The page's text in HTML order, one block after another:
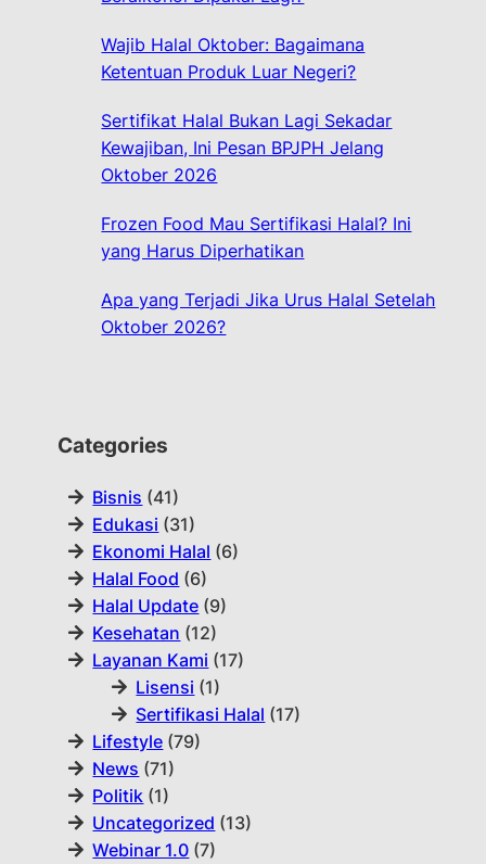
Wajib Halal Oktober: Bagaimana
Ketentuan Produk Luar Negeri?
Sertifikat Halal Bukan Lagi Sekadar
Kewajiban, Ini Pesan BPJPH Jelang
Oktober 2026
Frozen Food Mau Sertifikasi Halal? Ini
yang Harus Diperhatikan
Apa yang Terjadi Jika Urus Halal Setelah
Oktober 2026?
Categories
Bisnis (41)
Edukasi (31)
Ekonomi Halal (6)
Halal Food (6)
Halal Update (9)
Kesehatan (12)
Layanan Kami (17)
Lisensi (1)
Sertifikasi Halal (17)
Lifestyle (79)
News (71)
Politik (1)
Uncategorized (13)
Webinar 1.0 (7)